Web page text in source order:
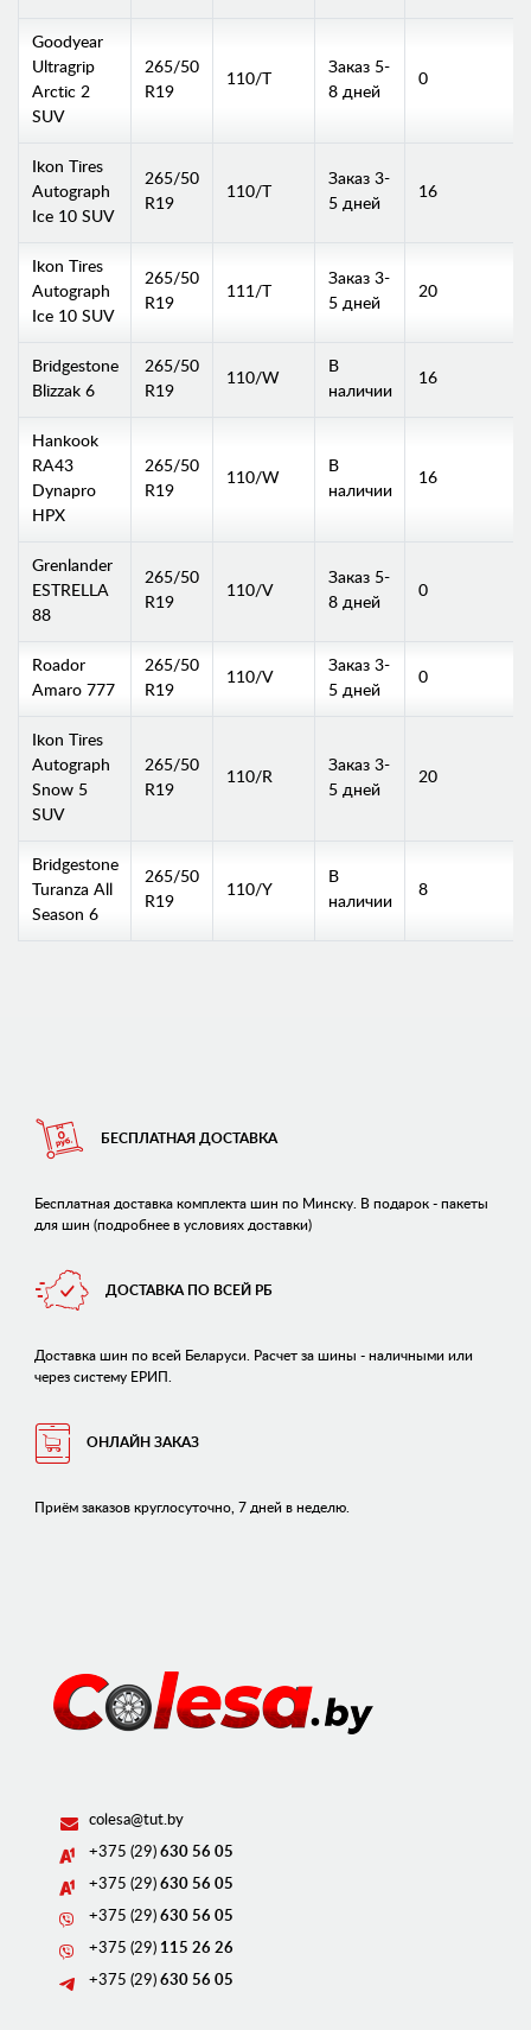
Goodyear
Ultragrip
Arctic 2
SUV
265/50
R19
110/T
Заказ 5-
8 дней
0
Ikon Tires
Autograph
Ice 10 SUV
265/50
R19
110/T
Заказ 3-
5 дней
16
Ikon Tires
Autograph
Ice 10 SUV
265/50
R19
111/T
Заказ 3-
5 дней
20
Bridgestone
Blizzak 6
265/50
R19
110/W
В
наличии
16
Hankook
RA43
Dynapro
HPX
265/50
R19
110/W
В
наличии
16
Grenlander
ESTRELLA
88
265/50
R19
110/V
Заказ 5-
8 дней
0
Roador
Amaro 777
265/50
R19
110/V
Заказ 3-
5 дней
0
Ikon Tires
Autograph
Snow 5
SUV
265/50
R19
110/R
Заказ 3-
5 дней
20
Bridgestone
Turanza All
Season 6
265/50
R19
110/Y
В
наличии
8
БЕСПЛАТНАЯ ДОСТАВКА
Бесплатная доставка комплекта шин по Минску. В подарок - пакеты
для шин (подробнее в условиях доставки)
ДОСТАВКА ПО ВСЕЙ РБ
Доставка шин по всей Беларуси. Расчет за шины - наличными или
через систему ЕРИП.
ОНЛАЙН ЗАКАЗ
Приём заказов круглосуточно, 7 дней в неделю.
colesa@tut.by
+375 (29) 630 56 05
+375 (29) 630 56 05
+375 (29) 630 56 05
+375 (29) 115 26 26
+375 (29) 630 56 05